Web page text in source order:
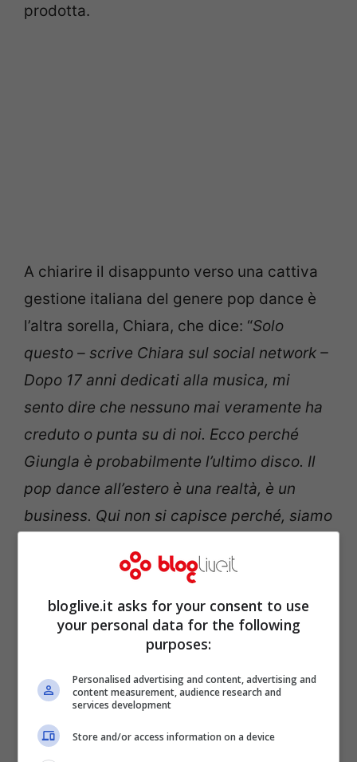
prodotta.
A chiarire il disappunto verso una cattiva
gestione italiana del genere pop dance è
l’altra sorella, Chiara, che dice: “Solo
questo – scrive Chiara sul social network –
Dopo 17 anni dedicati alla musica, mi
sento dire che nessuno mai veramente ha
creduto o punta su di noi. Ecco perché
Giungla è probabilmente l’ultimo disco. Il
pop dance all’estero è una realtà, è un
business. Qui non si capisce perché, siamo
bloglive.it asks for your consent to use
your personal data for the following
purposes:
Personalised advertising and content, advertising and
content measurement, audience research and
services development
Store and/or access information on a device